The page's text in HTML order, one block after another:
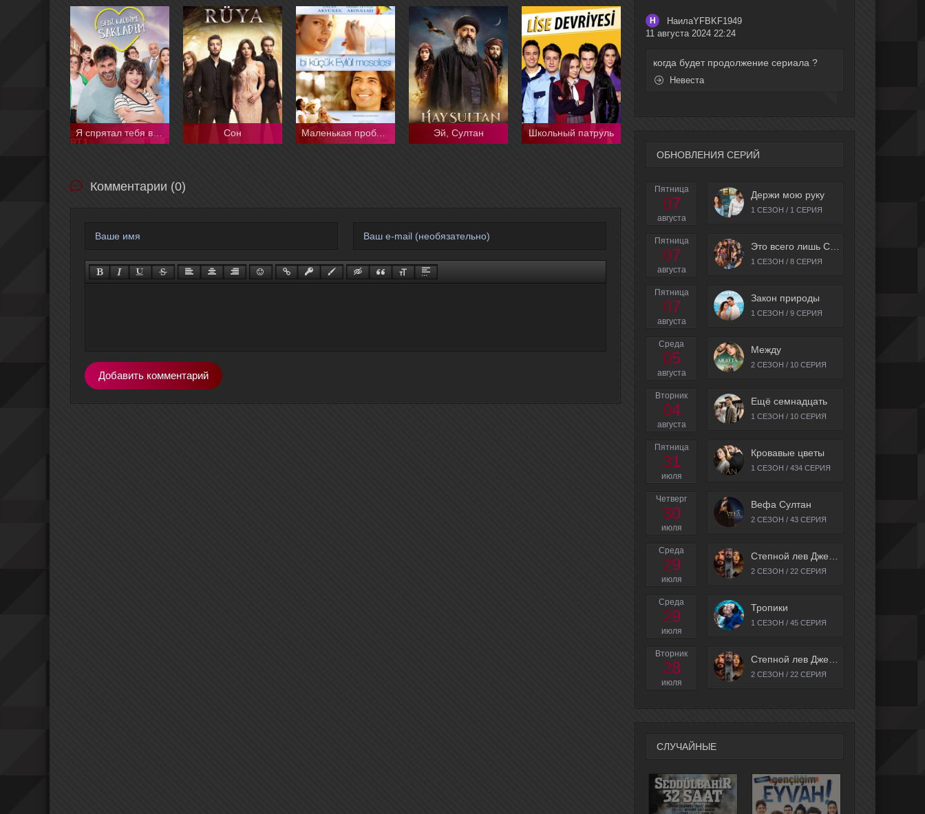
Н
НаилаYFBKF1949
11 августа 2024 22:24
когда будет продолжение сериала ?
Невеста
ОБНОВЛЕНИЯ СЕРИЙ
Пятница
07
августа
Держи мою руку
1 СЕЗОН / 1 СЕРИЯ
Пятница
07
августа
1 СЕЗОН / 8 СЕРИЯ
Пятница
07
августа
Закон природы
1 СЕЗОН / 9 СЕРИЯ
Среда
05
августа
Между
2 СЕЗОН / 10 СЕРИЯ
Вторник
04
августа
Ещё семнадцать
1 СЕЗОН / 10 СЕРИЯ
Пятница
31
июля
Кровавые цветы
1 СЕЗОН / 434 СЕРИЯ
Четверг
30
июля
Вефа Султан
2 СЕЗОН / 43 СЕРИЯ
Среда
29
июля
2 СЕЗОН / 22 СЕРИЯ
Среда
29
июля
Тропики
1 СЕЗОН / 45 СЕРИЯ
Вторник
28
июля
2 СЕЗОН / 22 СЕРИЯ
СЛУЧАЙНЫЕ
Сон Маленькая проблема Эйлюль Эй, Султан Школьный патруль
Комментарии (0)
Добавить комментарий